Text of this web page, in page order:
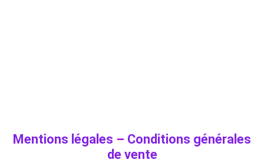
Mentions légales – Conditions générales
de vente